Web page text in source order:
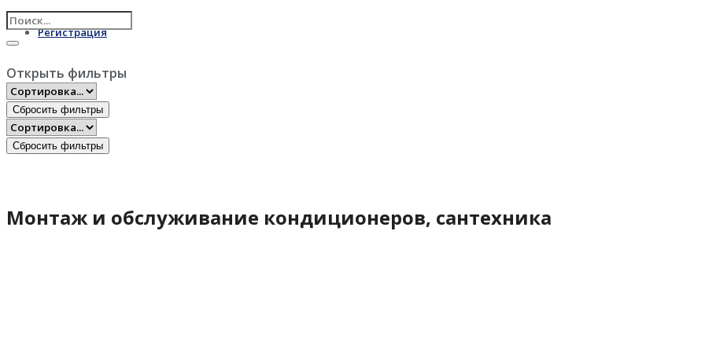
Регистрация
Открыть фильтры
Сбросить фильтры
Сбросить фильтры
Монтаж и обслуживание кондиционеров, сантехника